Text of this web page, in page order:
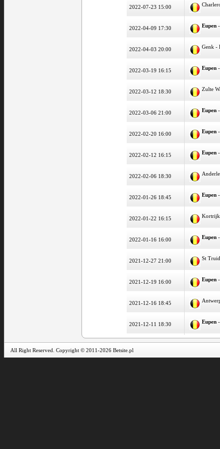
2022-07-23 15:00
2022-04-09 17:30 Eupen
2022-04-03 20:00 Genk -
2022-03-19 16:15 Eupen
2022-03-12 18:30 Zulte
2022-03-06 21:00 Eupen
2022-02-20 16:00 Eupen
2022-02-12 16:15 Eupen
2022-02-06 18:30
2022-01-26 18:45 Eupen
2022-01-22 16:15
2022-01-16 16:00 Eupen
2021-12-27 21:00 St
2021-12-19 16:00 Eupen
2021-12-16 18:45
2021-12-11 18:30 Eupen
All Right Reserved. Copyright © 2011-2026 Betsite.pl